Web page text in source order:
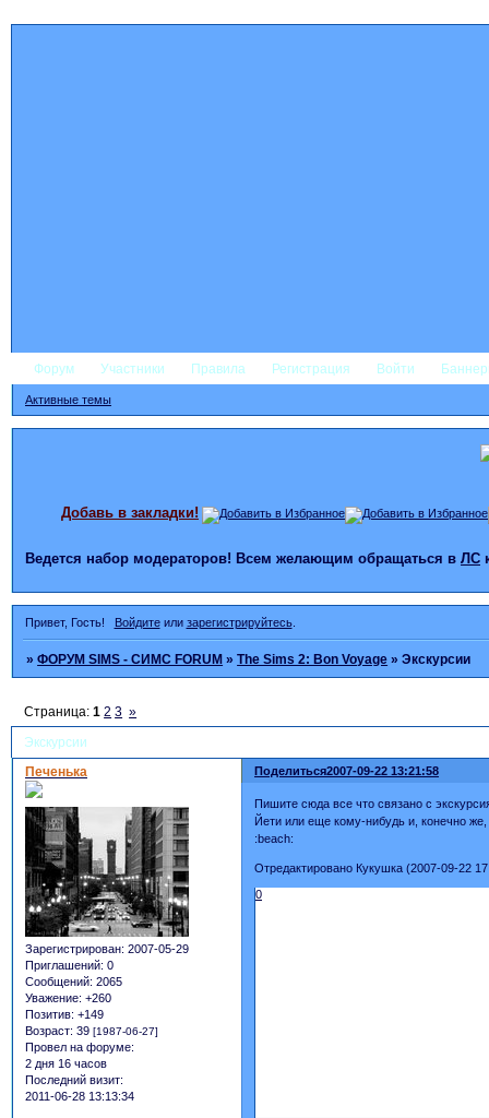
Форум Участники Правила Регистрация Войти
Активные темы
Добавь в закладки!
Ведется набор модераторов! Всем желающим обращаться в ЛС
Привет, Гость! Войдитеили зарегистрируйтесь.
»ФОРУМ SIMS - СИМС FORUM »The Sims 2: Bon Voyage »Экскурсии
Экскурсии
Страница:1 2 3 »
Поделиться2007-09-22 13:21:58
Печенька
Зарегистрирован: 2007-05-29
Приглашений: 0
Сообщений: 2065
Уважение: +260
Позитив: +149
Возраст: 39 [1987-06-27]
Провел на форуме:
2 дня 16 часов
Последний визит:
2011-06-28 13:13:34
Пишите сюда все что связано с
Йети или еще кому-нибудь и, конечно
:beach:
Отредактировано Кукушка (2007-09-22
0